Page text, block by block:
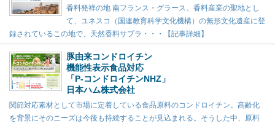
香料発祥の地 南フランス・グラース。香料産業の聖地とし
て、ユネスコ（国連教育科学文化機構）の無形文化遺産に登
録されているこの地で、天然香料サプラ・・・【記事詳細】
豚由来コンドロイチン
機能性表示食品対応
「P-コンドロイチンNHZ」
日本ハム株式会社
関節対応素材として市場に定着している食品原料のコンドロイチン。高齢化
を背景にそのニーズは今後も持続することが見込まれる。そうした中、原料